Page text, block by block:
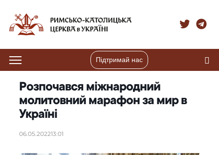
Підтримай нас
Розпочався міжнародний
молитовний марафон за мир в
Україні
06.05.202213:01